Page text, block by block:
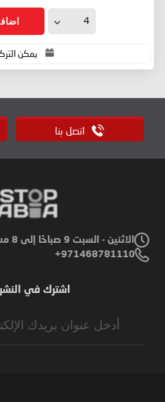
يمكن
اتصل بنا
الاثنين - السبت 9 صباحًا إلى 8 مساءً | الأحد 9 صباحًا إلى 6 مساءً
971468781110+
اشترك في